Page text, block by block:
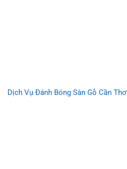
Dịch Vụ Đánh Bóng Sàn Gỗ Cần Thơ